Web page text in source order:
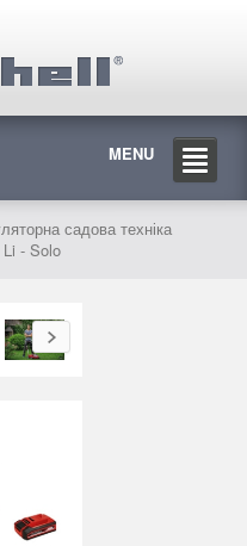
MENU
садова техніка
- Solo